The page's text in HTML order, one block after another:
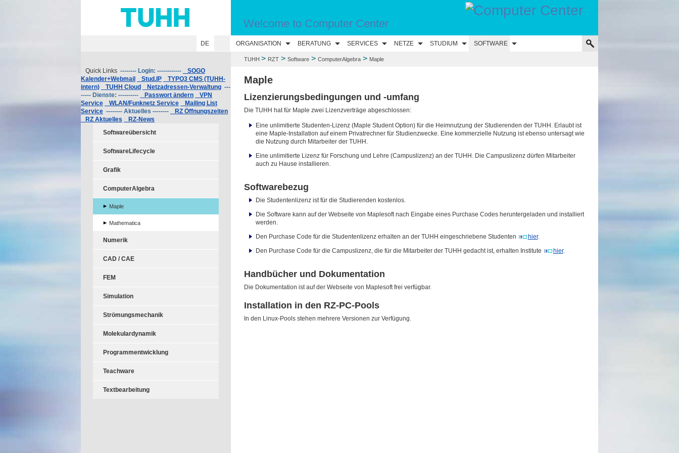
Welcome to Computer Center
DE ORGANISATION BERATUNG SERVICES NETZE STUDIUM SOFTWARE
TUHH > RZT> Software> ComputerAlgebra> Maple
Maple
Lizenzierungsbedingungen und -umfang
Die TUHH hat für Maple zwei Lizenzverträge abgeschlossen:
Eine unlimitierte Studenten-Lizenz (Maple Student Option) für die Heimnutzung der Studierenden der TUHH. Erlaubt ist
eine Maple-Installation auf einem Privatrechner für Studienzwecke. Eine kommerzielle Nutzung ist ebenso untersagt wie
die Nutzung durch Mitarbeiter der TUHH.
Eine unlimitierte Lizenz für Forschung und Lehre (Campuslizenz) an der TUHH. Die Campuslizenz dürfen Mitarbeiter
auch zu Hause installieren.
Softwarebezug
Die Studentenlizenz ist für die Studierenden kostenlos.
Die Software kann auf der Webseite von Maplesoft nach Eingabe eines Purchase Codes heruntergeladen und installiert
werden.
Den Purchase Code für die Studentenlizenz erhalten an der TUHH eingeschriebene Studenten
hier.
Den Purchase Code für die Campuslizenz, die für die Mitarbeiter der TUHH gedacht ist, erhalten Institute
hier.
Handbücher und Dokumentation
Die Dokumentation ist auf der Webseite von Maplesoft frei verfügbar.
Installation in den RZ-PC-Pools
In den Linux-Pools stehen mehrere Versionen zur Verfügung.
Quick Links -------- Login: ------------
SOGO
Kalender+Webmail
Stud.IP
TYPO3 CMS (TUHH-
intern)
TUHH Cloud Netzadressen-Verwaltung ---
----- Dienste: ----------
Passwort ändern
VPN
Service
WLAN/Funknetz Service
Mailing List
Service -------- Aktuelles --------
RZ Öffnungszeiten
RZ Aktuelles
RZ-News
Softwareübersicht
SoftwareLifecycle
Grafik
ComputerAlgebra
Maple
Mathematica
Numerik
CAD / CAE
FEM
Simulation
Strömungsmechanik
Molekulardynamik
Programmentwicklung
Teachware
Textbearbeitung